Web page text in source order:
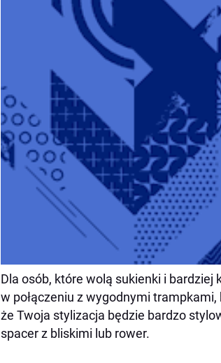
Dla osób, które wol ą sukienki i bardziej
w połączeniu z wygodnymi trampkami,
że Twoja stylizacja będzie bardzo
spacer z bliskimi lub rower.